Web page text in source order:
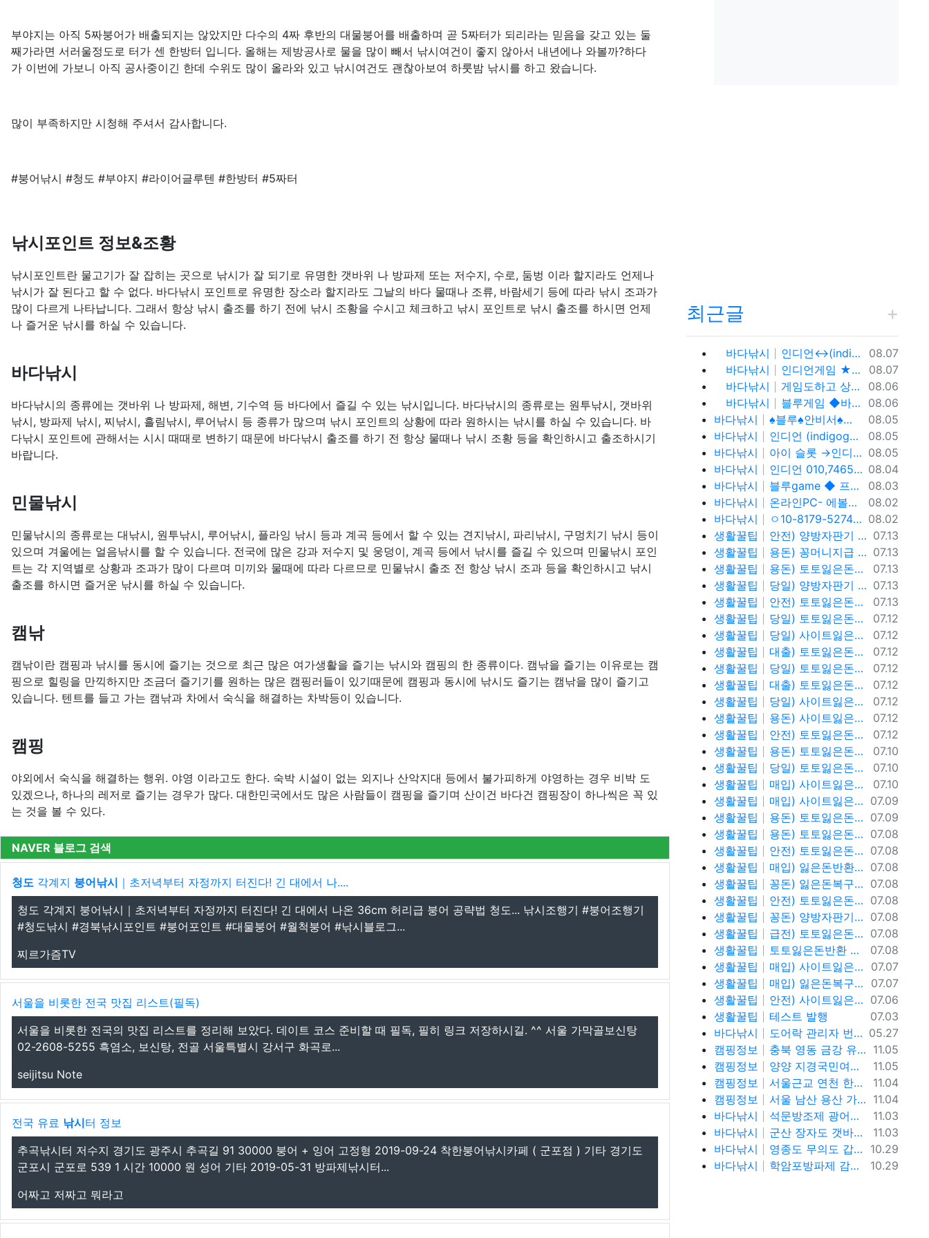
부야지는 아직 5짜붕어가 배출되지는 않았지만 다수의 4짜 후반의 대물붕어를 배출하며 곧 5짜터가 되리라는 믿음을 갖고 있는 둘
째가라면 서러울정도로 터가 센 한방터 입니다. 올해는 제방공사로 물을 많이 빼서 낚시여건이 좋지 않아서 내년에나 와볼까?하다
가 이번에 가보니 아직 공사중이긴 한데 수위도 많이 올라와 있고 낚시여건도 괜찮아보여 하룻밤 낚시를 하고 왔습니다.
많이 부족하지만 시청해 주셔서 감사합니다.
#붕어낚시 #청도 #부야지 #라이어글루텐 #한방터 #5짜터
낚시포인트 정보&조황
낚시포인트란 물고기가 잘 잡히는 곳으로 낚시가 잘 되기로 유명한 갯바위 나 방파제 또는 저수지, 수로, 둠벙 이라 할지라도 언제나
낚시가 잘 된다고 할 수 없다. 바다낚시 포인트로 유명한 장소라 할지라도 그날의 바다 물때나 조류, 바람세기 등에 따라 낚시 조과가
많이 다르게 나타납니다. 그래서 항상 낚시 출조를 하기 전에 낚시 조황을 수시고 체크하고 낚시 포인트로 낚시 출조를 하시면 언제
나 즐거운 낚시를 하실 수 있습니다.
바다낚시
바다낚시의 종류에는 갯바위 나 방파제, 해변, 기수역 등 바다에서 즐길 수 있는 낚시입니다. 바다낚시의 종류로는 원투낚시, 갯바위
낚시, 방파제 낚시, 찌낚시, 흘림낚시, 루어낚시 등 종류가 많으며 낚시 포인트의 상황에 따라 원하시는 낚시를 하실 수 있습니다. 바
다낚시 포인트에 관해서는 시시 때때로 변하기 때문에 바다낚시 출조를 하기 전 항상 물때나 낚시 조황 등을 확인하시고 출조하시기
바랍니다.
민물낚시
민물낚시의 종류로는 대낚시, 원투낚시, 루어낚시, 플라잉 낚시 등과 계곡 등에서 할 수 있는 견지낚시, 파리낚시, 구멍치기 낚시 등이
있으며 겨울에는 얼음낚시를 할 수 있습니다. 전국에 많은 강과 저수지 및 웅덩이, 계곡 등에서 낚시를 즐길 수 있으며 민물낚시 포인
트는 각 지역별로 상황과 조과가 많이 다르며 미끼와 물때에 따라 다르므로 민물낚시 출조 전 항상 낚시 조과 등을 확인하시고 낚시
출조를 하시면 즐거운 낚시를 하실 수 있습니다.
캠낚
캠낚이란 캠핑과 낚시를 동시에 즐기는 것으로 최근 많은 여가생활을 즐기는 낚시와 캠핑의 한 종류이다. 캠낚을 즐기는 이유로는 캠
핑으로 힐링을 만끽하지만 조금더 즐기기를 원하는 많은 캠핑러들이 있기때문에 캠핑과 동시에 낚시도 즐기는 캠낚을 많이 즐기고
있습니다. 텐트를 들고 가는 캠낚과 차에서 숙식을 해결하는 차박등이 있습니다.
캠핑
야외에서 숙식을 해결하는 행위. 야영 이라고도 한다. 숙박 시설이 없는 외지나 산악지대 등에서 불가피하게 야영하는 경우 비박 도
있겠으나, 하나의 레저로 즐기는 경우가 많다. 대한민국에서도 많은 사람들이 캠핑을 즐기며 산이건 바다건 캠핑장이 하나씩은 꼭 있
는 것을 볼 수 있다.
NAVER 블로그 검색
청도 각계지 붕어낚시 ｜초저녁부터 자정까지 터진다! 긴 대에서 나....
청도 각계지 붕어낚시｜초저녁부터 자정까지 터진다! 긴 대에서 나온 36cm 허리급 붕어 공략법 청도... 낚시조행기 #붕어조행기
#청도낚시 #경북낚시포인트 #붕어포인트 #대물붕어 #월척붕어 #낚시블로그...
찌르가즘TV
서울을 비롯한 전국 맛집 리스트(필독)
서울을 비롯한 전국의 맛집 리스트를 정리해 보았다. 데이트 코스 준비할 때 필독, 필히 링크 저장하시길. ^^ 서울 가막골보신탕
02-2608-5255 흑염소, 보신탕, 전골 서울특별시 강서구 화곡로...
seijitsu Note
전국 유료 낚시터 정보
추곡낚시터 저수지 경기도 광주시 추곡길 91 30000 붕어 + 잉어 고정형 2019-09-24 착한붕어낚시카페 ( 군포점 ) 기타 경기도
군포시 군포로 539 1 시간 10000 원 성어 기타 2019-05-31 방파제낚시터...
어짜고 저짜고 뭐라고
최근글
등록일
08.07
바다낚시
인디언↔(indigo game)o1o.81.7 9.5.2.7.4% 인디언 바둑이,온라인 홀덤 투명한 운영 방식과 다양한 참가 기회
등록일
08.07
바다낚시
인디언게임 ★fefas.net★와일드홀덤 토너먼트 섹­시카­지노뉴카­지노 아이 슬롯 아시아슬­롯 i-slot슬­롯
등록일
08.06
바다낚시
게임도하고 상금도받자! 0１O=7465 = 3464 인디언 홀덤 블루게임
등록일
08.06
바다낚시
블루게임 ◆바둑이 와일드홀덤 토너먼트◆ pshotgam.com ◆코인충전/테더/USDT가능◆블루게임◆ 온라인 실전 blue바 둑 이.
등록일
08.05
바다낚시
♠블루♠안비서♠ㅇ10,81,79,52,74 (blue) 바이브게임
등록일
08.05
바다낚시
인디언 (indigogame) 콜센터. holdemSITE.문의: ㅋㅏ톡 / 텔ㄹㅔ : T S T 3 6 5
등록일
08.05
바다낚시
아이 슬롯 →인디언홀덤게임 0. 10.81.7 9.→5.2.7.4%
등록일
08.04
바다낚시
인디언 010,7465,3464 (indigo-game) 콜센터.
등록일
08.03
바다낚시
블루game ◆ 프라그마틱 슬 롯 & 에 볼 루 션 ◆ BLUE C A S I N O ◆ 바 둑 이 | 홀 덤 | 바 캬 라 | 슬 롯 | 맞 고 ◆가입 코드 : 안비서◆
등록일
08.02
바다낚시
온라인PC- 에볼루션슬롯 - 블루게임 WWW.fefas.net 아이슬롯아시아
등록일
08.02
바다낚시
ㅇ10-8179-5274 블루게임 fefas.net 바이브게임
등록일
07.13
생활꿀팁
안전) 양방자판기 토토반환신청 텔레@ybcs24
등록일
07.13
생활꿀팁
용돈) 꽁머니지급 토토빚복구 텔레@ybcs24
등록일
07.13
생활꿀팁
용돈) 토토잃은돈반환 토토잃은돈복구 텔레@ybcs24
등록일
07.13
생활꿀팁
당일) 양방자판기 토토반환신청 텔레@ybcs24
등록일
07.13
생활꿀팁
안전) 토토잃은돈반환 토토잃은돈복구 텔레@ybcs24
등록일
07.12
생활꿀팁
당일) 토토잃은돈반환 토토잃은돈복구 텔레@ybcs24
등록일
07.12
생활꿀팁
당일) 사이트잃은돈반환 사이트잃은돈복구 텔레@ybcs24
등록일
07.12
생활꿀팁
대출) 토토잃은돈반환 토토잃은돈복구 텔레@ybcs24
등록일
07.12
생활꿀팁
당일) 토토잃은돈반환 토토잃은돈복구 텔레@ybcs24
등록일
07.12
생활꿀팁
대출) 토토잃은돈반환 토토잃은돈복구 텔레@ybcs24
등록일
07.12
생활꿀팁
당일) 사이트잃은돈반환 사이트잃은돈복구 텔레@ybcs24
등록일
07.12
생활꿀팁
용돈) 사이트잃은돈반환 사이트잃은돈복구 텔레@ybcs24
등록일
07.12
생활꿀팁
안전) 토토잃은돈반환 텔레@ybcs24
등록일
07.10
생활꿀팁
용돈) 토토잃은돈반환 텔레@ybcs24
등록일
07.10
생활꿀팁
당일) 토토잃은돈반환 텔레@ybcs24
등록일
07.10
생활꿀팁
매입) 사이트잃은돈복구 텔@ybcs24
등록일
07.09
생활꿀팁
매입) 사이트잃은돈복구 텔@ybcs24
등록일
07.09
생활꿀팁
용돈) 토토잃은돈복구 텔@ybcs24
등록일
07.08
생활꿀팁
용돈) 토토잃은돈복구 텔@ybcs24
등록일
07.08
생활꿀팁
안전) 토토잃은돈복구 텔@ybcs24
등록일
07.08
생활꿀팁
매입) 잃은돈반환 텔@ybcs24
등록일
07.08
생활꿀팁
꽁돈) 잃은돈복구 텔@ybcs24
등록일
07.08
생활꿀팁
안전) 토토잃은돈반환 텔@ybcs24
등록일
07.08
생활꿀팁
꽁돈) 양방자판기 텔@ybcs24
등록일
07.08
생활꿀팁
급전) 토토잃은돈반환 텔레@ybcs24
등록일
07.08
생활꿀팁
토토잃은돈반환 텔레@ybcs24 토토돈복구
등록일
07.07
생활꿀팁
매입) 사이트잃은돈복구 텔@ybcs24
등록일
07.07
생활꿀팁
매입) 잃은돈복구 텔@ybcs24
등록일
07.06
생활꿀팁
안전) 사이트잃은돈복구 텔@ybcs24
등록일
07.03
생활꿀팁
테스트 발행
등록일
05.27
바다낚시
도어락 관리자 번호 설정과 안전하게 관리하는 방법
등록일
11.05
캠핑정보
충북 영동 금강 유원지 강변뷰 무료 노지 차박캠핑 가볼만한곳
등록일
11.05
캠핑정보
양양 지경국민여가캠핑장, 강릉 바다뷰 노지 차박캠핑 가볼만한곳
등록일
11.04
캠핑정보
서울근교 연천 한탄강 유원지 무료노지 차박캠핑 가볼만한곳
등록일
11.04
캠핑정보
서울 남산 용산 가을단풍 명소, 남산야외식물원, 남산골한옥마을, 이태원로 단풍길, 청파로 단풍길, 서울 단풍 트래킹 가볼만한곳
등록일
11.03
바다낚시
석문방조제 광어낚시 사리물때 끝날물 광어포인트 추천
등록일
11.03
바다낚시
군산 장자도 갯바위 풀치 갈치 워킹 루어낚시 포인트
등록일
10.29
바다낚시
영종도 무의도 갑오징어 워킹 루어낚시 포인트 및 채비정보
등록일
10.29
바다낚시 학암포방파제 감성돔, 고등어,학꽁치 원투낚시 바다낚시 포인트 추천